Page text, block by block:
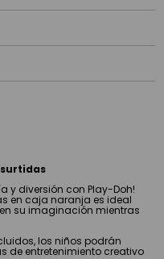
y diversión con Play-Doh!
en caja naranja es ideal
su imaginación mientras
los niños podrán
de entretenimiento creativo